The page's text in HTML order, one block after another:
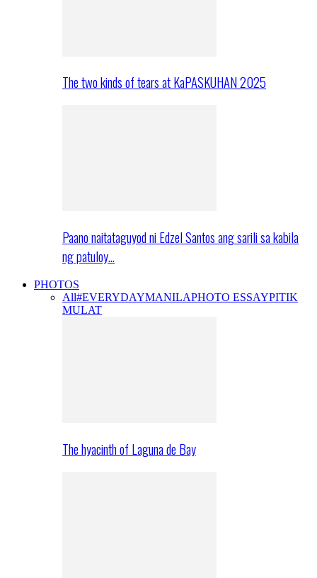
The two kinds of tears at KaPASKUHAN 2025
Paano naitataguyod ni Edzel Santos ang sarili sa kabila
ng patuloy…
PHOTOS
All#EVERYDAYMANILAPHOTO ESSAYPITIK
MULAT
The hyacinth of Laguna de Bay